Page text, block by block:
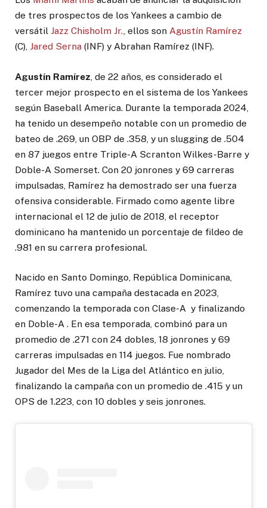
de tres prospectos de los Yankees a cambio de
versátil Jazz Chisholm Jr., ellos son Agustín Ramírez
(C), Jared Serna (INF) y Abrahan Ramírez (INF).
Agustín Ramírez , de 22 años, es considerado el
tercer mejor prospecto en el sistema de los Yankees
según Baseball America. Durante la temporada 2024,
ha tenido un desempeño notable con un promedio de
bateo de .269, un OBP de .358, y un slugging de .504
en 87 juegos entre Triple-A Scranton Wilkes-Barre y
Doble-A Somerset. Con 20 jonrones y 69 carreras
impulsadas, Ramírez ha demostrado ser una fuerza
ofensiva considerable. Firmado como agente libre
internacional el 12 de julio de 2018, el receptor
dominicano ha mantenido un porcentaje de fildeo de
.981 en su carrera profesional.
Nacido en Santo Domingo, República Dominicana,
Ramírez tuvo una campaña destacada en 2023,
comenzando la temporada con Clase-A y finalizando
en Doble-A . En esa temporada, combinó para un
promedio de .271 con 24 dobles, 18 jonrones y 69
carreras impulsadas en 114 juegos. Fue nombrado
Jugador del Mes de la Liga del Atlántico en julio,
finalizando la campaña con un promedio de .415 y un
OPS de 1.223, con 10 dobles y seis jonrones.